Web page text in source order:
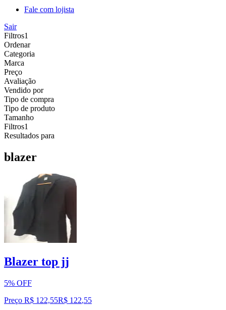
Fale com lojista
Sair
Filtros1
Ordenar
Categoria
Marca
Preço
Avaliação
Vendido por
Tipo de compra
Tipo de produto
Tamanho
Filtros1
Resultados para
blazer
Blazer top jj
5% OFF
Preço R$ 122,55R$ 122,55